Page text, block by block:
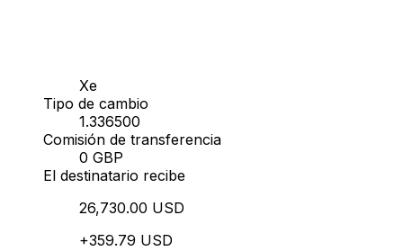
Xe
Tipo de cambio
1.336500
Comisión de transferencia
0 GBP
El destinatario recibe
26,730.00 USD
+359.79 USD